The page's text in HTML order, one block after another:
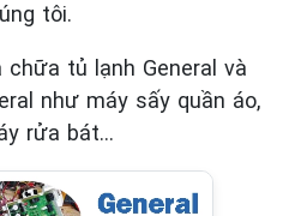
tôi.
tủ lạnh General và
như máy sấy quần áo,
rửa bát…